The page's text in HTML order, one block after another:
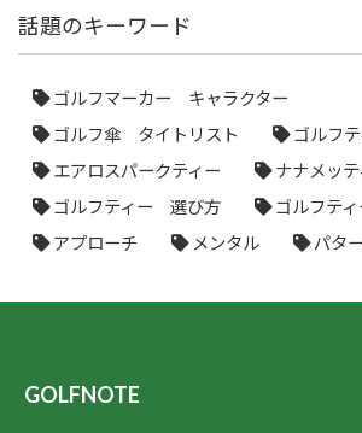
話題のキーワード
ゴルフマーカー キャラクター
ゴルフ傘 タイトリスト
ゴルフ
エアロスパークティー
ナナメッテ
ゴルフティー 選び方
ゴルフテ
アプローチ
メンタル パター
GOLFNOTE